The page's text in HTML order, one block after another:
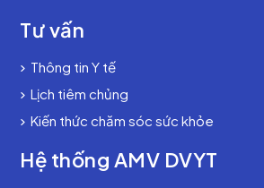
Tư vấn
Thông tin Y tế
Lịch tiêm chủng
Kiến thức chăm sóc sức khỏe
Hệ thống AMV DVYT